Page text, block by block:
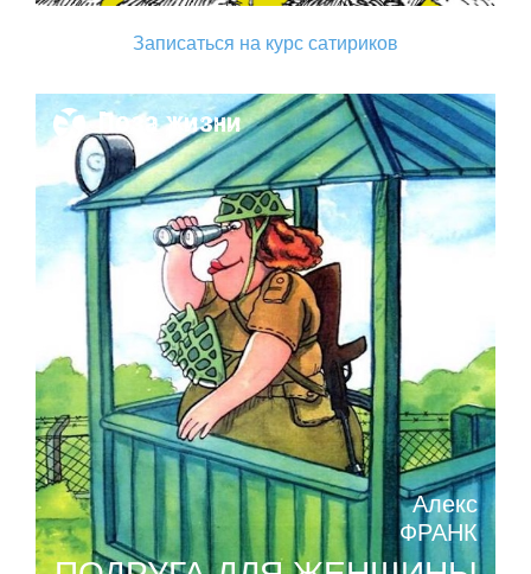
Записаться на курс сатириков
Поза жизни
Алекс
ФРАНК